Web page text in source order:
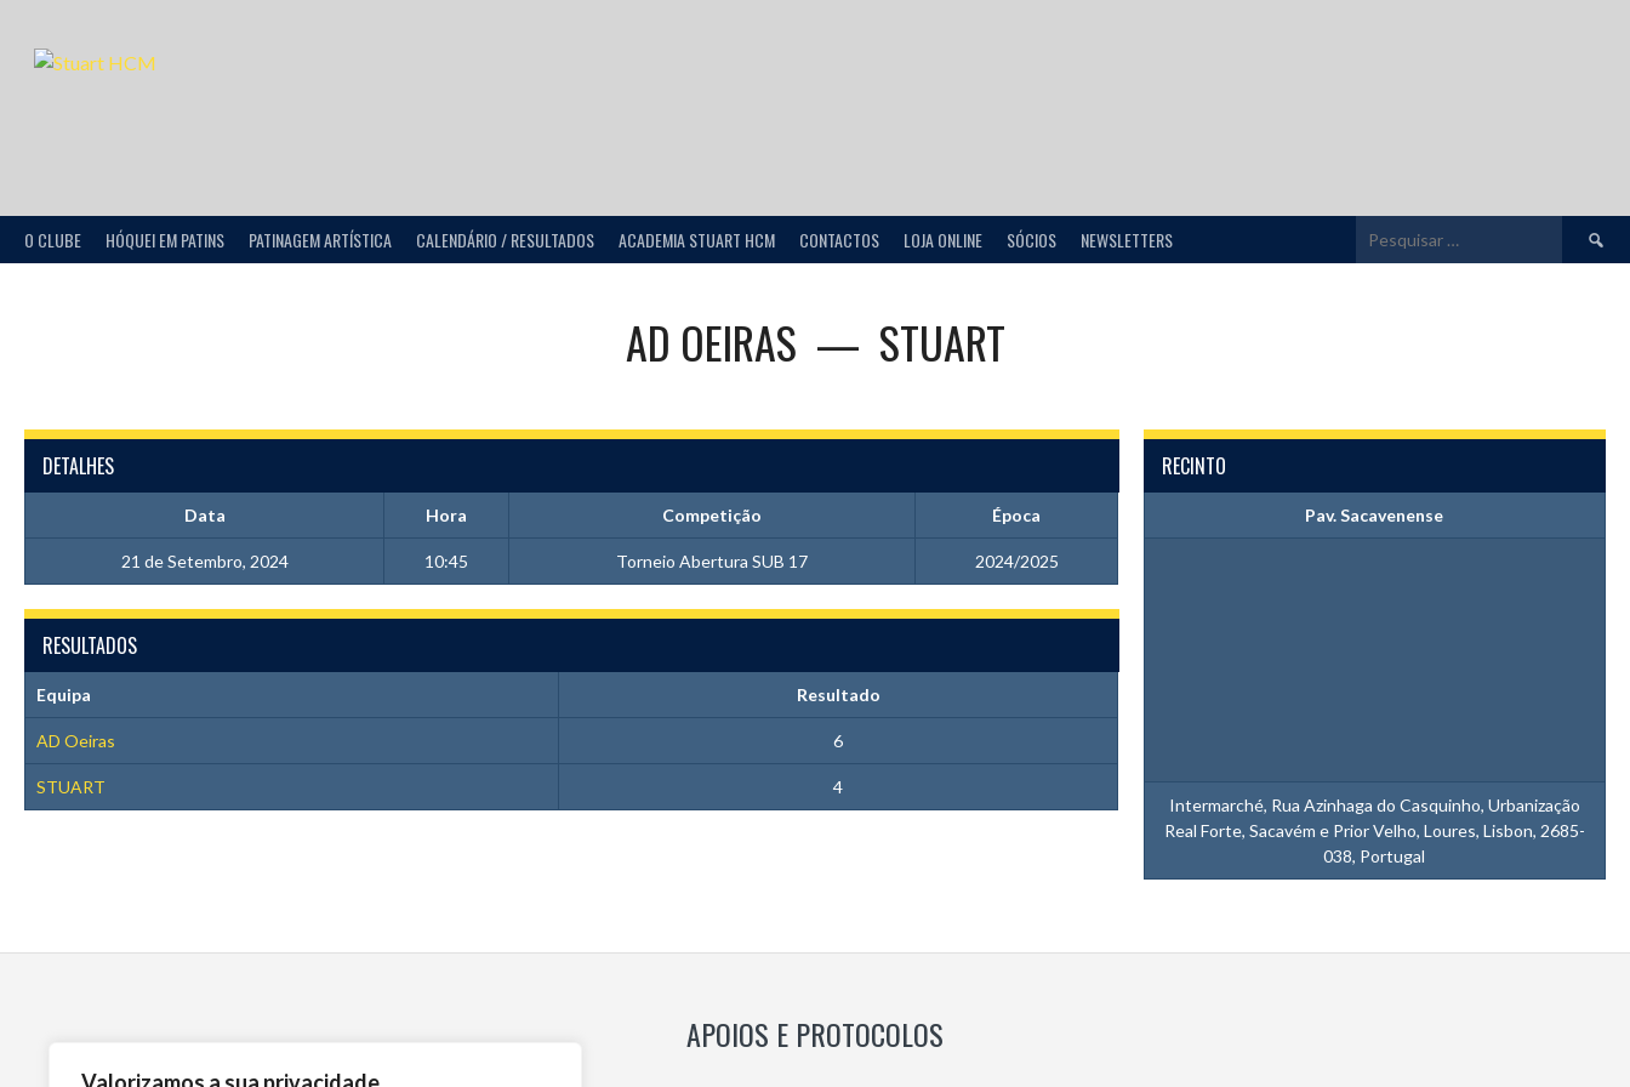
O CLUBE HÓQUEI EM PATINS PATINAGEM ARTÍSTICA CALENDÁRIO / RESULTADOS ACADEMIA STUART HCM CONTACTOS LOJA ONLINE SÓCIOS NEWSLETTERS
por:
AD OEIRAS — STUART
DETALHES
Data Hora Competição Época
21 de Setembro, 2024 10:45 Torneio Abertura SUB 17 2024/2025
RECINTO
Pav. Sacavenense
Intermarché, Rua Azinhaga do Casquinho, Urbanização
Real Forte, Sacavém e Prior Velho, Loures, Lisbon, 2685-
038, Portugal
RESULTADOS
Equipa Resultado
AD Oeiras 6
STUART 4
APOIOS E PROTOCOLOS